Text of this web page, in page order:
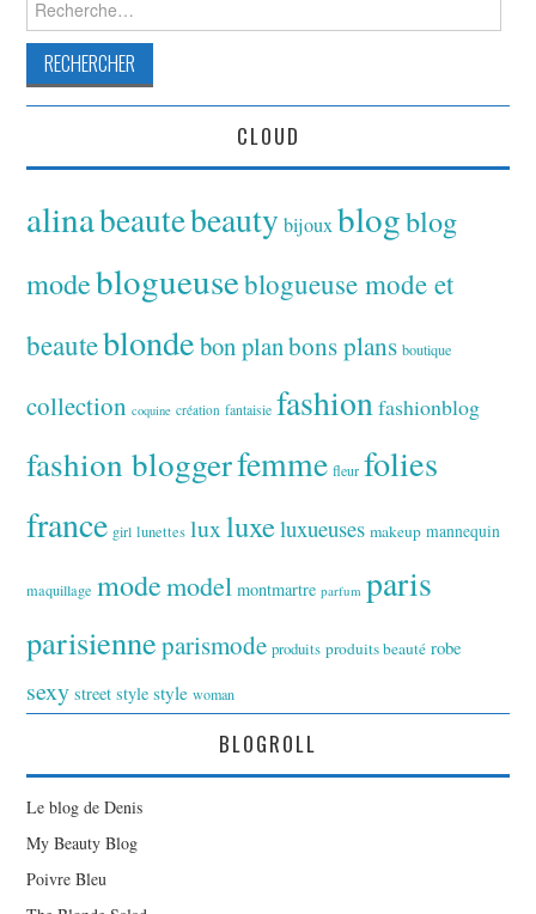
CLOUD
alinabeautebeauty bijoux blogblog
modeblogueuseblogueuse mode et
beauteblondebon planbons plans boutique
collection coquine création fantaisie fashionfashionblog
fashion bloggerfemme fleur folies
france girl lunettes luxluxeluxueuses makeup mannequin
maquillage modemodel montmartre parfum paris
parisienneparismode produits produits beauté robe
sexy street style style woman
BLOGROLL
Le blog de Denis
My Beauty Blog
Poivre Bleu